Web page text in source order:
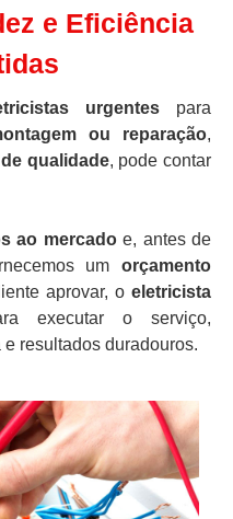
e Eficiência
urgentespara
ou reparação,
qualidade, pode contar
ao mercadoe, antes de
um orçamento
aprovar, o eletricista
executar o serviço,
resultados duradouros.